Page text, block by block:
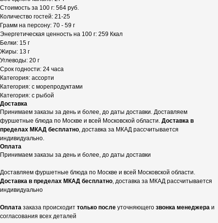
Стоимость за 100 г: 564 руб.
Количество гостей: 21-25
Грамм на персону: 70 - 59 г
Энергетическая ценность на 100 г: 259 Ккал
Белки: 15 г
Жиры: 13 г
Углеводы: 20 г
Срок годности: 24 часа
Категория: ассорти
Категория: с морепродуктами
Категория: с рыбой
Доставка
Принимаем заказы за день и более, до даты доставки. Доставляем
фуршетные блюда по Москве и всей Московской области. Доставка в
пределах МКАД бесплатно, доставка за МКАД рассчитывается
индивидуально.
Оплата
Принимаем заказы за день и более, до даты доставки
Доставляем фуршетные блюда по Москве и всей Московской области.
Доставка в пределах МКАД бесплатно, доставка за МКАД рассчитывается
индивидуально
Оплата заказа происходит только после уточняющего звонка менеджера и
согласования всех деталей